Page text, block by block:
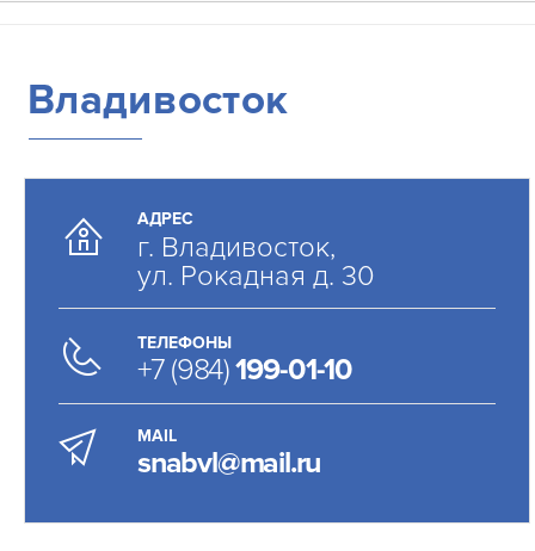
Владивосток
АДРЕС
г. Владивосток,
ул. Рокадная д. 30
ТЕЛЕФОНЫ
+7 (984)199-01-10
MAIL
snabvl@mail.ru